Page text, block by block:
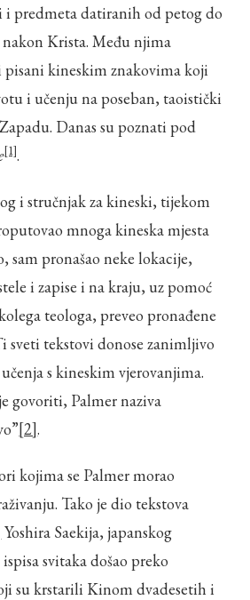
i predmeta datiranih od petog do
nakon Krista. Među njima
kineskim znakovima koji
i učenju na poseban, taoistički
Danas su poznati pod
[1].
i stručnjak za kineski, tijekom
mnoga kineska mjesta
sam pronašao neke lokacije,
i zapise i na kraju, uz pomoć
teologa, preveo pronađene
sveti tekstovi donose zanimljivo
s kineskim vjerovanjima.
govoriti, Palmer naziva
[2].
kojima se Palmer morao
Tako je dio tekstova
Yoshira Saekija, japanskog
svitaka došao preko
su krstarili Kinom dvadesetih i